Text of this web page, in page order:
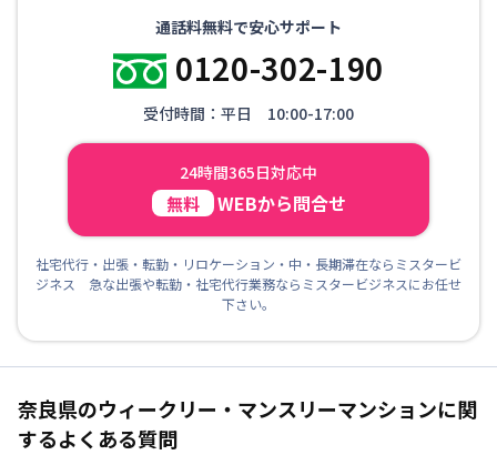
通話料無料で安心サポート
0120-302-190
受付時間：平日 10:00-17:00
24時間365日対応中
無料 WEBから問合せ
社宅代行・出張・転勤・リロケーション・中・長期滞在ならミスタービ
ジネス 急な出張や転勤・社宅代行業務ならミスタービジネスにお任せ
下さい。
奈良県のウィークリー・マンスリーマンションに関
するよくある質問